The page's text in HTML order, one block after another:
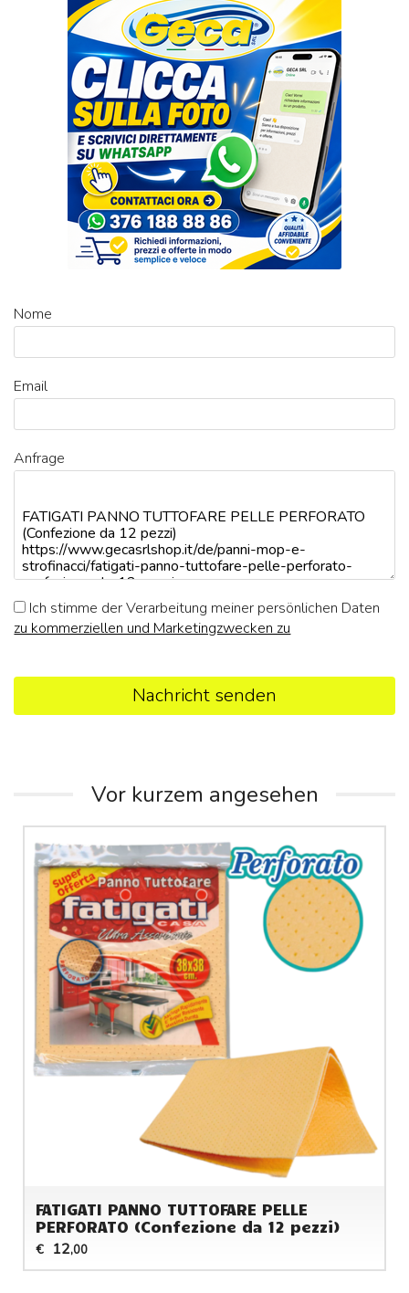
Nome
Email
Anfrage
Ich stimme der Verarbeitung meiner persönlichen Daten
zu kommerziellen und Marketingzwecken zu
Nachricht senden
Vor kurzem angesehen
FATIGATI PANNO TUTTOFARE PELLE
PERFORATO (Confezione da 12 pezzi)
€ 12,00